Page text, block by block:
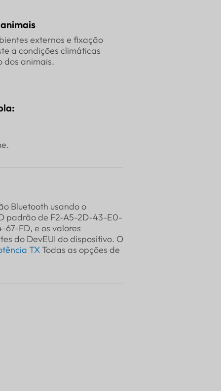
externos e fixação
a condições climáticas
dos animais.
Bluetooth usando o
padrão de F2-A5-2D-43-E0-
FD, e os valores
do DevEUI do dispositivo. O
TXTodas as opções de